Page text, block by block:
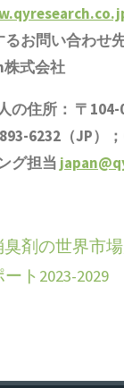
るお問い合わせ
株式会社
の住所： 〒
6232（JP）
グ担当
臭剤の世界市
ト2023-2029